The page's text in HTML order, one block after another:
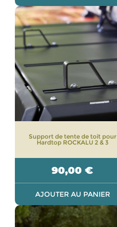
Support de tente de toit pour
Hardtop ROCKALU 2 & 3
90,00 €
AJOUTER AU PANIER